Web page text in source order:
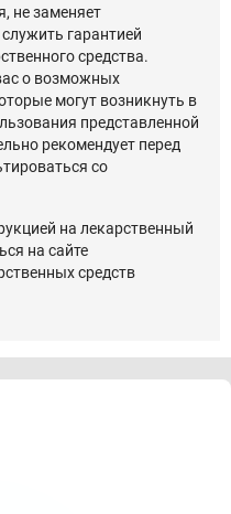
не заменяет
гарантией
средства.
о возможных
могут возникнуть в
представленной
рекомендует перед
со
на лекарственный
на сайте
средств